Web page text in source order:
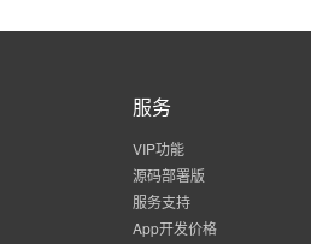
服务
VIP功能
源码部署版
服务支持
App开发价格